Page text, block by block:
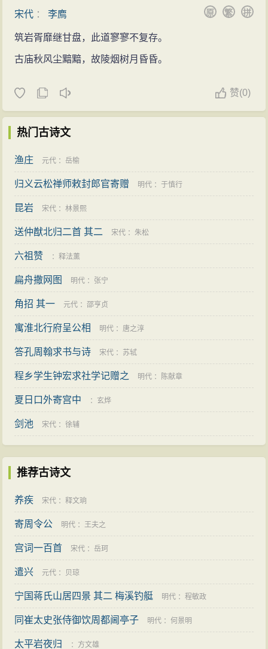
宋代 ：李廌 拼
繁
原
筑岩胥靡继甘盘，此道寥寥不复存。
古庙秋风尘黯黯，故陵烟树月昏昏。
赞(0)
热门古诗文
渔庄 元代 ：岳榆
归义云松禅师敕封郎官寄赠 明代 ：于慎行
昆岩 宋代 ：林景熙
送仲猷北归二首 其二 宋代 ：朱松
六祖赞 ：释法薰
扁舟撒网图 明代 ： 张宁
角招 其一 元代 ：邵亨贞
寓淮北行府呈公相 明代 ： 唐之淳
答孔周翰求书与诗 宋代 ： 苏轼
程乡学生钟宏求社学记赠之 明代 ： 陈献章
夏日口外寄宫中 ： 玄烨
剑池 宋代 ：徐辅
推荐古诗文
养疾 宋代 ：释文珦
寄周令公 明代 ：王夫之
宫词一百首 宋代 ：岳珂
遣兴 元代 ： 贝琼
宁国蒋氏山居四景 其二 梅溪钓艇 明代 ：程敏政
同崔太史张侍御饮周都阃亭子 明代 ：何景明
太平岩夜归 ： 方文雄